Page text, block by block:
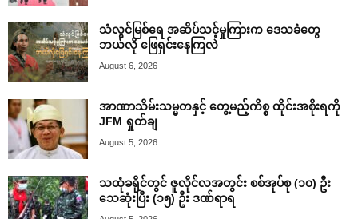
သံလွင်မြစ်ရေ အဆိပ်သင့်မှုကြားက ဒေသခံတွေ
ဘယ်လို ဖြေရှင်းနေကြလဲ
August 6, 2026
အာဏာသိမ်းသမ္မတနှင့် တွေ့မည့်ကိစ္စ ထိုင်းအစိုးရကို
JFM ရှုတ်ချ
August 5, 2026
သထုံခရိုင်တွင် ဇူလိုင်လအတွင်း စစ်အုပ်စု (၁၀) ဦး
သေဆုံးပြီး (၁၅) ဦး ဒဏ်ရာရ